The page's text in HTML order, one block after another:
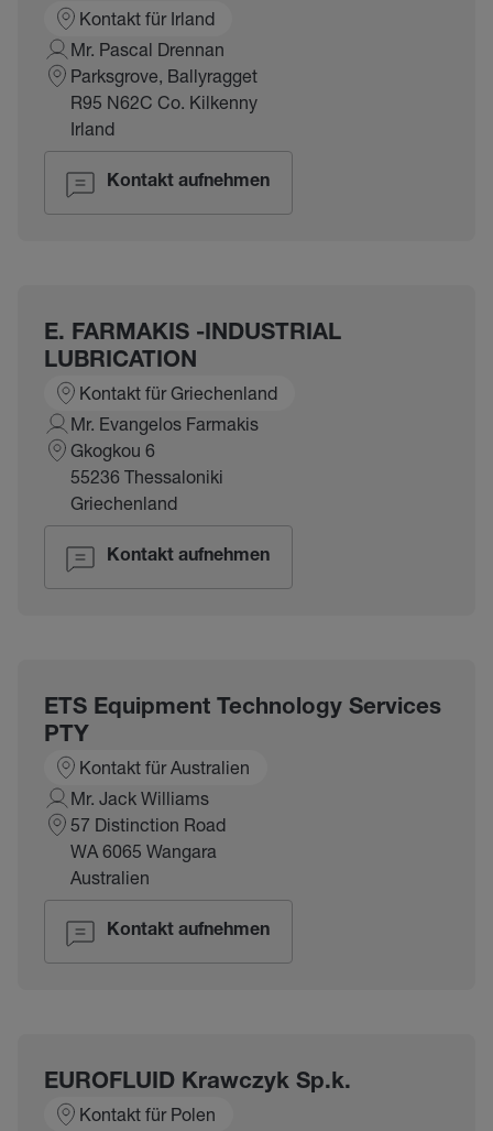
Kontakt für Irland
Mr. Pascal Drennan
Parksgrove, Ballyragget
R95 N62C Co. Kilkenny
Irland
Kontakt aufnehmen
E. FARMAKIS -INDUSTRIAL
LUBRICATION
Kontakt für Griechenland
Mr. Evangelos Farmakis
Gkogkou 6
55236 Thessaloniki
Griechenland
Kontakt aufnehmen
ETS Equipment Technology Services
PTY
Kontakt für Australien
Mr. Jack Williams
57 Distinction Road
WA 6065 Wangara
Australien
Kontakt aufnehmen
EUROFLUID Krawczyk Sp.k.
Kontakt für Polen